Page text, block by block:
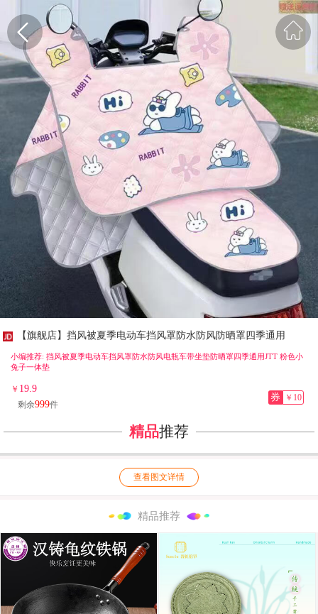
【旗舰店】挡风被夏季电动车挡风罩防水防风防晒罩四季通用
小编推荐: 挡风被夏季电动车挡风罩防水防风电瓶车带坐垫防晒罩四季通用JTT 粉色小
兔子一体垫
￥ 19.9
剩余999件
券 ￥10
精品推荐
查看图文详情
精品推荐